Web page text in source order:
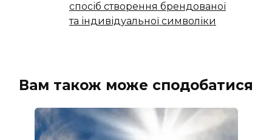
спосіб створення брендованої
та індивідуальної символіки
Вам також може сподобатися